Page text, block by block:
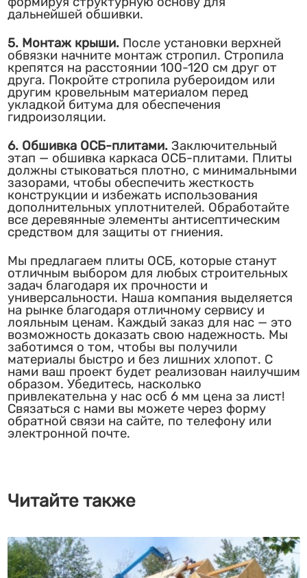
дальнейшей обшивки.
5. Монтаж крыши. После установки верхней
обвязки начните монтаж стропил. Стропила
крепятся на расстоянии 100-120 см друг от
друга. Покройте стропила рубероидом или
другим кровельным материалом перед
укладкой битума для обеспечения
гидроизоляции.
6. Обшивка ОСБ-плитами.Заключительный
этап — обшивка каркаса ОСБ-плитами. Плиты
должны стыковаться плотно, с минимальными
зазорами, чтобы обеспечить жесткость
конструкции и избежать использования
дополнительных уплотнителей. Обработайте
все деревянные элементы антисептическим
средством для защиты от гниения.
Мы предлагаем плиты ОСБ, которые станут
отличным выбором для любых строительных
задач благодаря их прочности и
универсальности. Наша компания выделяется
на рынке благодаря отличному сервису и
лояльным ценам. Каждый заказ для нас — это
возможность доказать свою надежность. Мы
заботимся о том, чтобы вы получили
материалы быстро и без лишних хлопот. С
нами ваш проект будет реализован наилучшим
образом. Убедитесь, насколько
привлекательна у нас осб 6 мм цена за лист!
Связаться с нами вы можете через форму
обратной связи на сайте, по телефону или
электронной почте.
Читайте также